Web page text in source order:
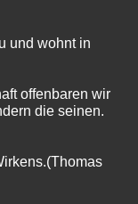
und wohnt in
offenbaren wir
die seinen.